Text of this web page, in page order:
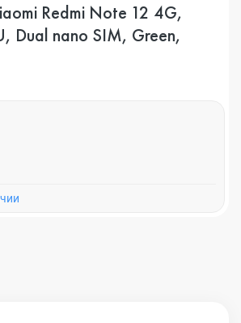
Redmi Note 12 4G,
Dual nano SIM, Green,